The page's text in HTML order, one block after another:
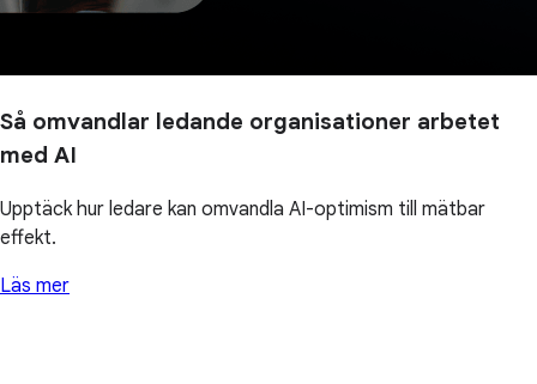
Så omvandlar ledande organisationer arbetet
med AI
Upptäck hur ledare kan omvandla AI-optimism till mätbar
effekt.
Läs mer